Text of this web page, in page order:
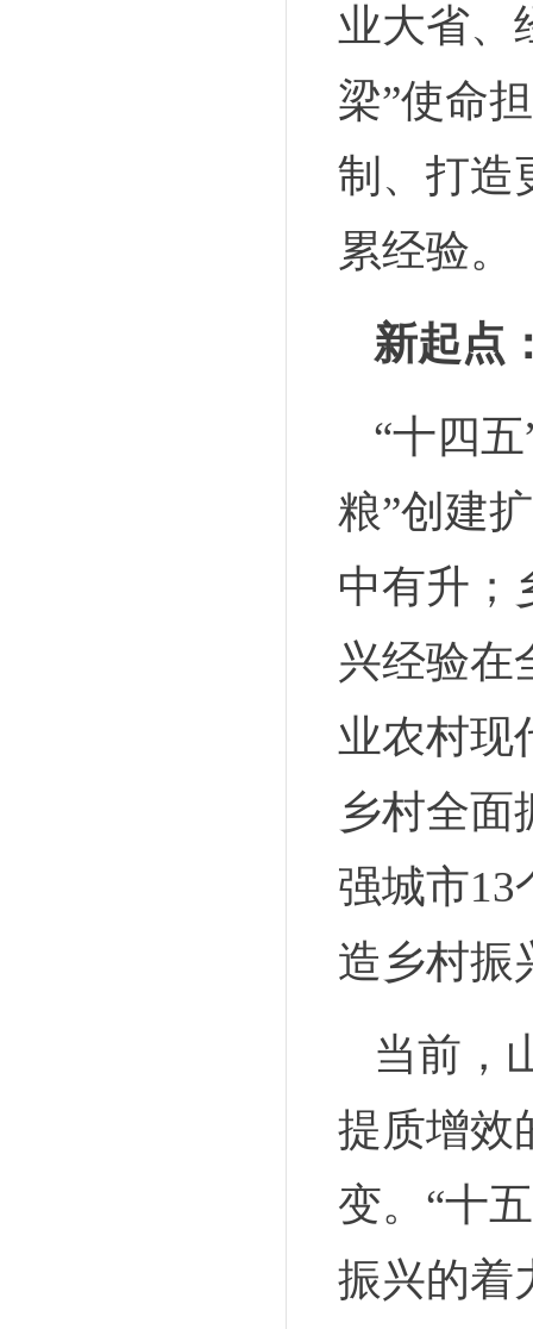
业大省、
梁”使命
制、打造
累经验。
新起点
“十四
粮”创建
中有升；
兴经验在
业农村现
乡村全面
强城市13
造乡村振
当前，
提质增效
变。“十
振兴的着